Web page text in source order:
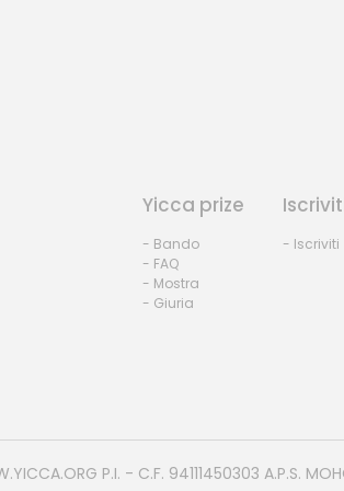
Yicca prize
- Bando
- FAQ
- Mostra
- Giuria
- Iscriviti
P.I. - C.F. 94111450303 A.P.S.